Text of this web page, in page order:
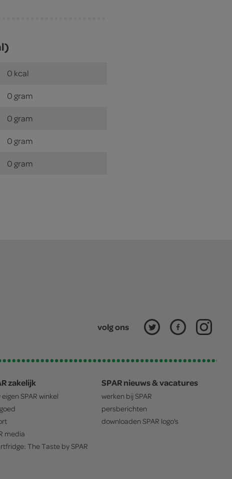
0 kcal
0 gram
0 gram
0 gram
0 gram
volg ons
zakelijk
eigen SPAR winkel
media
The Taste bySPAR
SPAR nieuws & vacatures
werken bij SPAR
persberichten
downloaden SPAR logo's